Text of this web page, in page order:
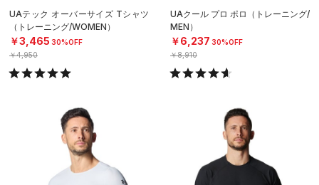
UAテック オーバーサイズ Tシャツ
（トレーニング/WOMEN）
￥3,465 30%OFF
￥4,950
UAクール プロ ポロ（トレーニング/
MEN）
￥6,237 30%OFF
￥8,910